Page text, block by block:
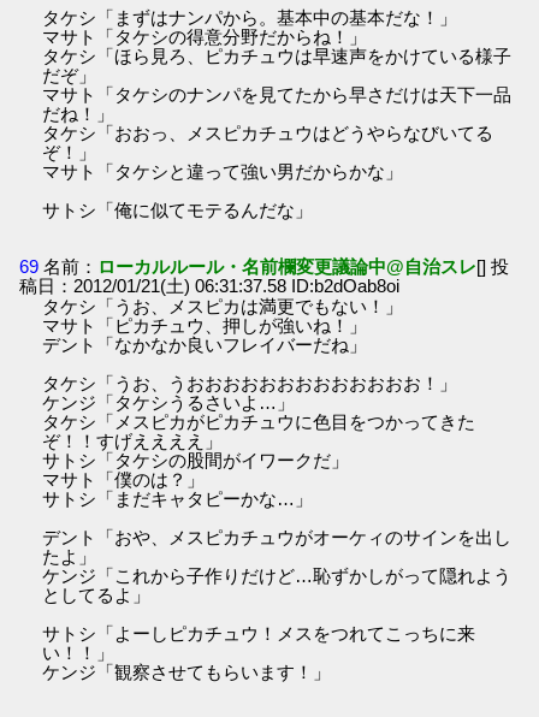
タケシ「まずはナンパから。基本中の基本だな！」
マサト「タケシの得意分野だからね！」
タケシ「ほら見ろ、ピカチュウは早速声をかけている様子
だぞ」
マサト「タケシのナンパを見てたから早さだけは天下一品
だね！」
タケシ「おおっ、メスピカチュウはどうやらなびいてる
ぞ！」
マサト「タケシと違って強い男だからかな」
サトシ「俺に似てモテるんだな」
69 名前： ローカルルール・名前欄変更議論中@自治スレ[] 投
稿日：2012/01/21(土) 06:31:37.58 ID:b2dOab8oi
タケシ「うお、メスピカは満更でもない！」
マサト「ピカチュウ、押しが強いね！」
デント「なかなか良いフレイバーだね」
タケシ「うお、うおおおおおおおおおおおおお！」
ケンジ「タケシうるさいよ…」
タケシ「メスピカがピカチュウに色目をつかってきた
ぞ！！すげええええ」
サトシ「タケシの股間がイワークだ」
マサト「僕のは？」
サトシ「まだキャタピーかな…」
デント「おや、メスピカチュウがオーケィのサインを出し
たよ」
ケンジ「これから子作りだけど…恥ずかしがって隠れよう
としてるよ」
サトシ「よーしピカチュウ！メスをつれてこっちに来
い！！」
ケンジ「観察させてもらいます！」